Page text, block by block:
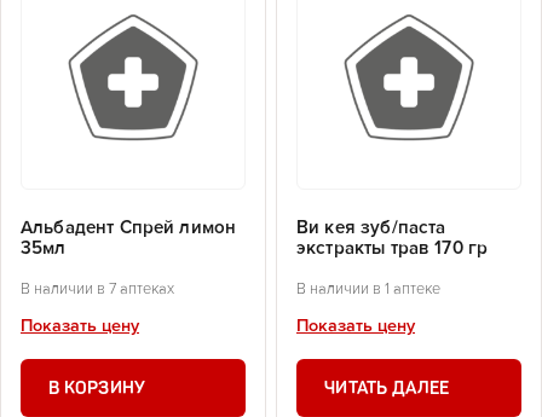
Альбадент Спрей лимон
35мл
В наличии в 7 аптеках
Показать цену
В КОРЗИНУ
Ви кея зуб/паста
экстракты трав 170 гр
В наличии в 1 аптеке
Показать цену
ЧИТАТЬ ДАЛЕЕ